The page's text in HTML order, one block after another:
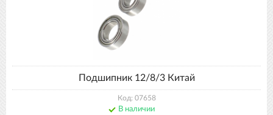
Подшипник 12/8/3 Китай
Код: 07658
В наличии